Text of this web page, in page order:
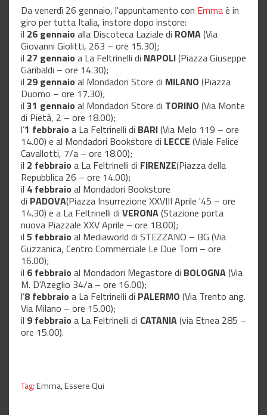
Da venerdì 26 gennaio, l'appuntamento con Emmaè in
giro per tutta Italia, instore dopo instore:
il 26 gennaio alla Discoteca Laziale di ROMA(Via
Giovanni Giolitti, 263 – ore 15.30);
il 27 gennaio a La Feltrinelli di NAPOLI(Piazza Giuseppe
Garibaldi – ore 14.30);
il 29 gennaio al Mondadori Store di MILANO (Piazza
Duomo – ore 17.30);
il 31 gennaio al Mondadori Store di TORINO (Via Monte
di Pietà, 2 – ore 18.00);
l’1 febbraio a La Feltrinelli di BARI(Via Melo 119 – ore
14.00) e al Mondadori Bookstore di LECCE (Viale Felice
Cavallotti, 7/a – ore 18.00);
il 2 febbraio a La Feltrinelli di FIRENZE(Piazza della
Repubblica 26 – ore 14.00);
il 4 febbraio al Mondadori Bookstore
di PADOVA(Piazza Insurrezione XXVIII Aprile '45 – ore
14.30) e a La Feltrinelli di VERONA(Stazione porta
nuova Piazzale XXV Aprile – ore 18.00);
il 5 febbraio al Mediaworld di STEZZANO – BG (Via
Guzzanica, Centro Commerciale Le Due Torri – ore
16.00);
il 6 febbraio al Mondadori Megastore di BOLOGNA(Via
M. D'Azeglio 34/a – ore 16.00);
l’8 febbraio a La Feltrinelli di PALERMO (Via Trento ang.
Via Milano – ore 15.00);
il 9 febbraio a La Feltrinelli di CATANIA(via Etnea 285 –
ore 15.00).
Tag:Emma,Essere Qui